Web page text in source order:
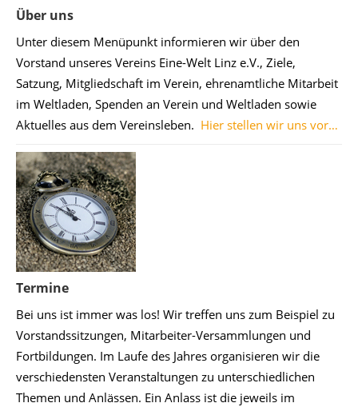
Über uns
Unter diesem Menüpunkt informieren wir über den
Vorstand unseres Vereins Eine-Welt Linz e.V., Ziele,
Satzung, Mitgliedschaft im Verein, ehrenamtliche Mitarbeit
im Weltladen, Spenden an Verein und Weltladen sowie
Aktuelles aus dem Vereinsleben. Hier stellen wir uns vor…
Termine
Bei uns ist immer was los! Wir treffen uns zum Beispiel zu
Vorstandssitzungen, Mitarbeiter-Versammlungen und
Fortbildungen. Im Laufe des Jahres organisieren wir die
verschiedensten Veranstaltungen zu unterschiedlichen
Themen und Anlässen. Ein Anlass ist die jeweils im